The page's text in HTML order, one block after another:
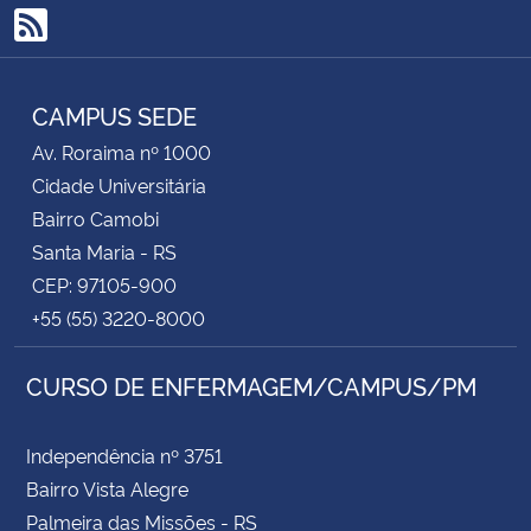
Secretaria-Geral
Secretaria de Governo
Gabinete de Segurança Institucional
Advocacia-Geral da União
RSS
CAMPUS SEDE
Av. Roraima nº 1000
Cidade Universitária
Bairro Camobi
Santa Maria - RS
CEP: 97105-900
+55 (55) 3220-8000
CURSO DE ENFERMAGEM/CAMPUS/PM
Independência nº 3751
Bairro Vista Alegre
Palmeira das Missões - RS